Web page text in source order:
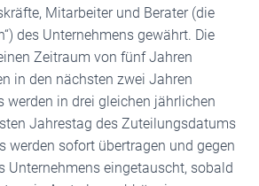
Mitarbeiter und Berater (die
des Unternehmens gewährt. Die
Zeitraum von fünf Jahren
in den nächsten zwei Jahren
werden in drei gleichen jährlichen
Jahrestag des Zuteilungsdatums
werden sofort übertragen und gegen
Unternehmens eingetauscht, sobald